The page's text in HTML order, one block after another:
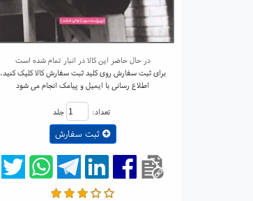
در حال حاضر این کالا در انبار تمام شده است
برای ثبت سفارش روی کلید ثبت سفارش کالا کلیک کنید،
اطلاع رسانی با ایمیل و پیامک انجام می شود
تعداد: جلد
ثبت سفارش